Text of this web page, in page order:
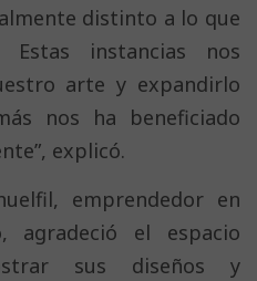
distinto a lo que
Estas instancias nos
arte y expandirlo
nos ha beneficiado
explicó.
emprendedor en
agradeció el espacio
sus diseños y